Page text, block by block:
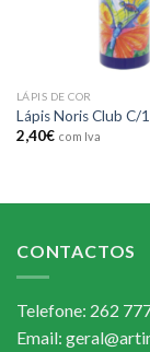
LÁPIS DE COR
Lápis Noris Club C/
2,40€ com Iva
CONTACTOS
Telefone: 262
Email: